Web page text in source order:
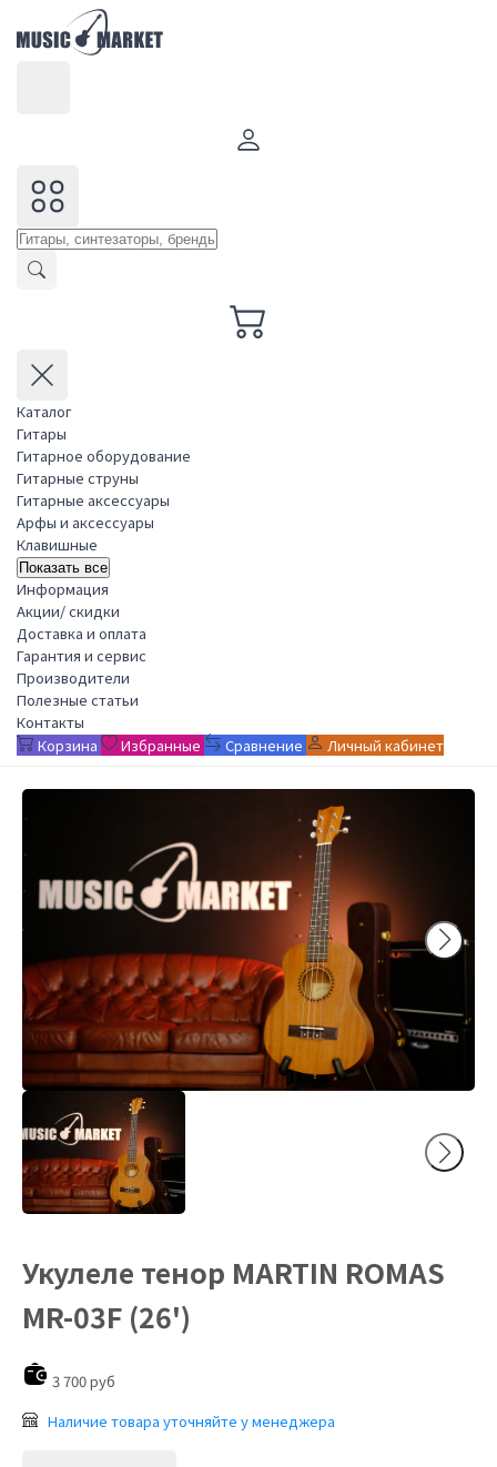
Каталог
Гитары
Гитарное оборудование
Гитарные струны
Гитарные аксессуары
Арфы и аксессуары
Клавишные
Показать все
Информация
Акции/ скидки
Доставка и оплата
Гарантия и сервис
Производители
Полезные статьи
Контакты
Корзина
Избранные Сравнение Личный кабинет
Укулеле тенор MARTIN ROMAS
MR-03F (26')
3 700 руб
Наличие товара уточняйте у менеджера